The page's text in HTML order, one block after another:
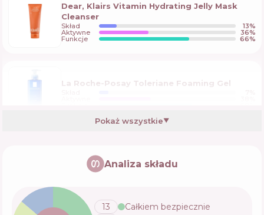
Dear, Klairs Vitamin Hydrating Jelly Mask
Cleanser
Skład 13%
Aktywne 36%
Funkcje 66%
La Roche-Posay Toleriane Foaming Gel
Pokaż wszystkie▼
Analiza składu
13
Całkiem bezpiecznie